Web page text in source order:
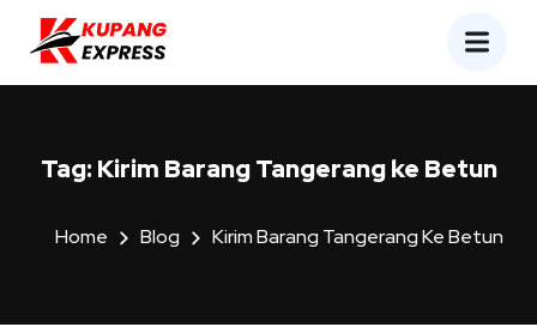
Tag: Kirim Barang Tangerang ke Betun
Home Blog Kirim Barang Tangerang Ke Betun